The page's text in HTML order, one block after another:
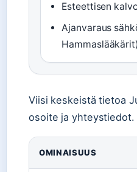
Esteettisen
Ajanvaraus
Hammaslääkärit)
Viisi keskeistä tietoa
osoite ja yhteystiedot.
OMINAISUUS